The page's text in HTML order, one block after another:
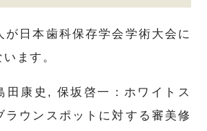
が日本歯科保存学会学術大会に
ます。
田康史 ,保坂啓一：ホワイトス
ラウンスポットに対する審美修